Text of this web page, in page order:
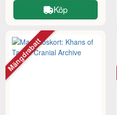
Köp
Mängdrabatt